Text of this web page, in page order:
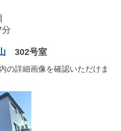
302号室
の詳細画像を確認いただけま